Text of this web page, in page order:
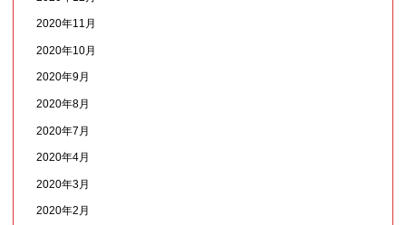
2020年11月
2020年10月
2020年9月
2020年8月
2020年7月
2020年4月
2020年3月
2020年2月